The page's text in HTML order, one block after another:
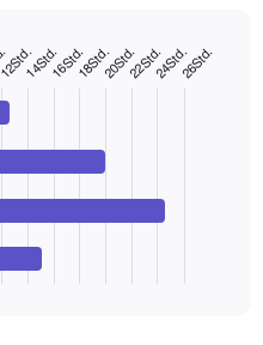
14Std.16Std.18Std.20Std.22Std.24Std.26Std.